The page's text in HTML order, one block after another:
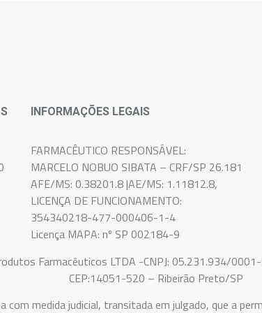
INFORMAÇÕES LEGAIS
FARMACÊUTICO RESPONSÁVEL:
MARCELO NOBUO SIBATA – CRF/SP 26.181
AFE/MS: 0.38201.8 |AE/MS: 1.11812.8,
LICENÇA DE FUNCIONAMENTO:
354340218-477-000406-1-4
Licença MAPA: nº SP 002184-9
Farmacêuticos LTDA -CNPJ: 05.231.934/
CEP:14051-520 – Ribeirão Preto/SP
com medida judicial, transitada em julgado, que a